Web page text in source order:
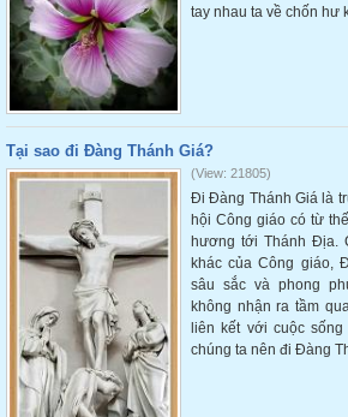
tay nhau ta về chốn hư
Tại sao đi Đàng Thánh Giá?
(View: 21805)
Đi Đàng Thánh Giá là
hội Công giáo có từ
hương tới Thánh Địa.
khác của Công giáo,
sâu sắc và phong
không nhận ra tầm
liên kết với cuộc
chúng ta nên đi Đàng